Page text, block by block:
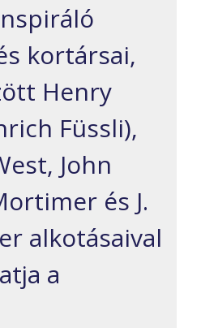
kortársai,
Henry
Füssli),
John
és J.
alkotásaival
a